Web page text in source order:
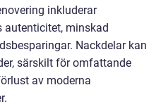
inkluderar
autenticitet, minskad
Nackdelar kan
särskilt för omfattande
av moderna